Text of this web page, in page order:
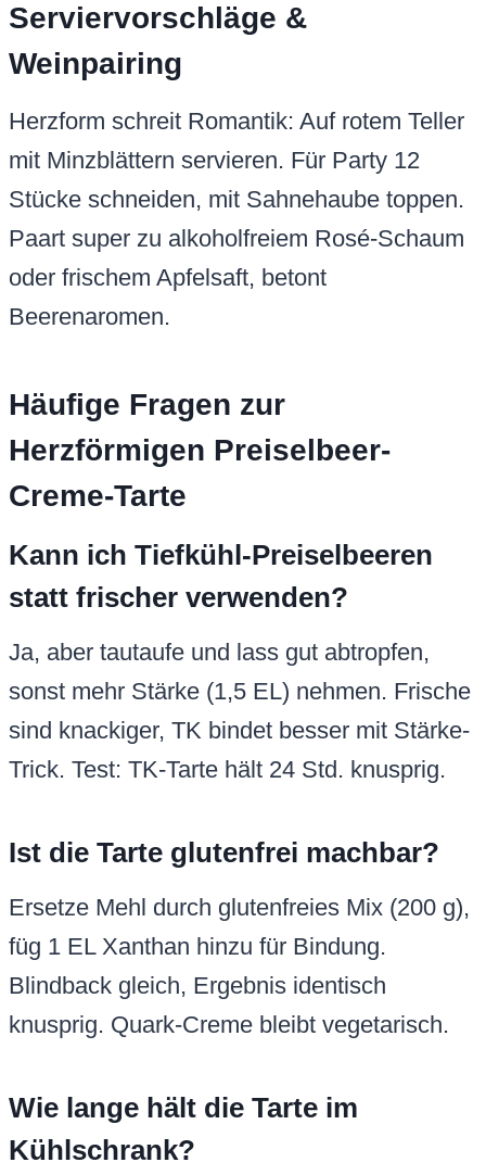
Serviervorschläge &
Weinpairing
Herzform schreit Romantik: Auf rotem Teller
mit Minzblättern servieren. Für Party 12
Stücke schneiden, mit Sahnehaube toppen.
Paart super zu alkoholfreiem Rosé-Schaum
oder frischem Apfelsaft, betont
Beerenaromen.
Häufige Fragen zur
Herzförmigen Preiselbeer-
Creme-Tarte
Kann ich Tiefkühl-Preiselbeeren
statt frischer verwenden?
Ja, aber tautaufe und lass gut abtropfen,
sonst mehr Stärke (1,5 EL) nehmen. Frische
sind knackiger, TK bindet besser mit Stärke-
Trick. Test: TK-Tarte hält 24 Std. knusprig.
Ist die Tarte glutenfrei machbar?
Ersetze Mehl durch glutenfreies Mix (200 g),
füg 1 EL Xanthan hinzu für Bindung.
Blindback gleich, Ergebnis identisch
knusprig. Quark-Creme bleibt vegetarisch.
Wie lange hält die Tarte im
Kühlschrank?